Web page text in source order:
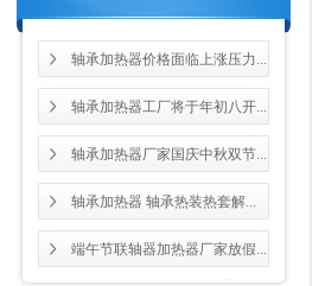
轴承加热器价格面临上涨压力...
轴承加热器工厂将于年初八开...
轴承加热器厂家国庆中秋双节...
轴承加热器 轴承热装热套解...
端午节联轴器加热器厂家放假...